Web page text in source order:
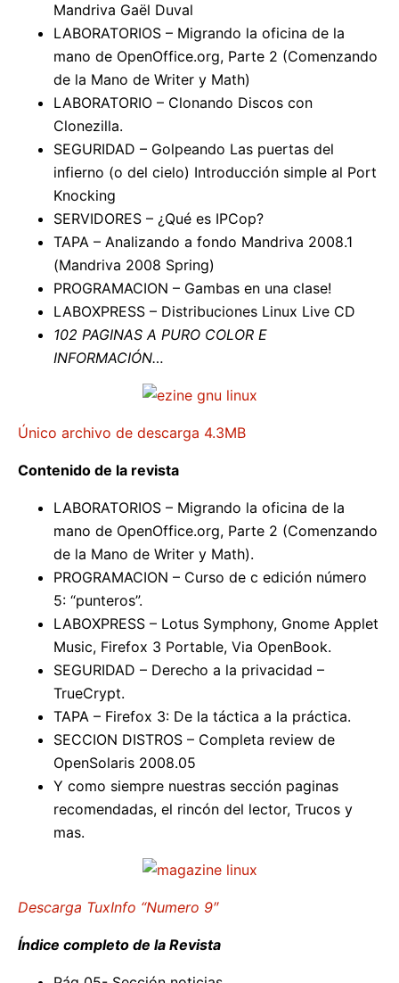
Mandriva Gaël Duval
LABORATORIOS – Migrando la oficina de la
mano de OpenOffice.org, Parte 2 (Comenzando
de la Mano de Writer y Math)
LABORATORIO – Clonando Discos con
Clonezilla.
SEGURIDAD – Golpeando Las puertas del
infierno (o del cielo) Introducción simple al Port
Knocking
SERVIDORES – ¿Qué es IPCop?
TAPA – Analizando a fondo Mandriva 2008.1
(Mandriva 2008 Spring)
PROGRAMACION – Gambas en una clase!
LABOXPRESS – Distribuciones Linux Live CD
102 PAGINAS A PURO COLOR E
INFORMACIÓN…
Único archivo de descarga 4.3MB
Contenido de la revista
LABORATORIOS – Migrando la oficina de la
mano de OpenOffice.org, Parte 2 (Comenzando
de la Mano de Writer y Math).
PROGRAMACION – Curso de c edición número
5: “punteros”.
LABOXPRESS – Lotus Symphony, Gnome Applet
Music, Firefox 3 Portable, Via OpenBook.
SEGURIDAD – Derecho a la privacidad –
TrueCrypt.
TAPA – Firefox 3: De la táctica a la práctica.
SECCION DISTROS – Completa review de
OpenSolaris 2008.05
Y como siempre nuestras sección paginas
recomendadas, el rincón del lector, Trucos y
mas.
Descarga TuxInfo “Numero 9″
Índice completo de la Revista